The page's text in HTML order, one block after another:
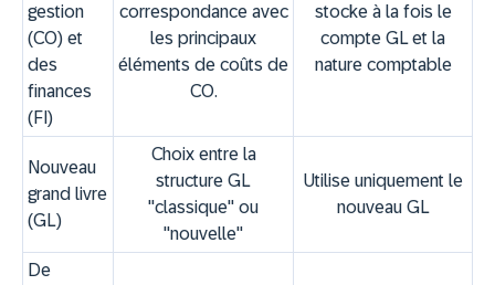
gestion
(CO) et
des
finances
(FI)
correspondance avec
les principaux
éléments de coûts de
CO.
stocke à la fois le
compte GL et la
nature comptable
Nouveau
grand livre
(GL)
Choix entre la
structure GL
"classique" ou
"nouvelle"
Utilise uniquement le
nouveau GL
De